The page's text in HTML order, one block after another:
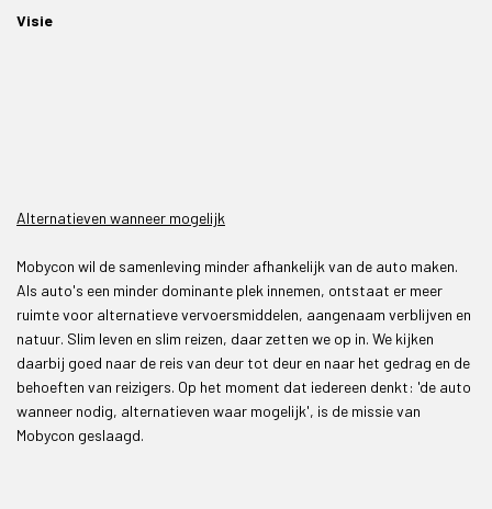
Visie
Alternatieven wanneer mogelijk
Mobycon wil de samenleving minder afhankelijk van de auto maken.
Als auto's een minder dominante plek innemen, ontstaat er meer
ruimte voor alternatieve vervoersmiddelen, aangenaam verblijven en
natuur. Slim leven en slim reizen, daar zetten we op in. We kijken
daarbij goed naar de reis van deur tot deur en naar het gedrag en de
behoeften van reizigers. Op het moment dat iedereen denkt: 'de auto
wanneer nodig, alternatieven waar mogelijk', is de missie van
Mobycon geslaagd.